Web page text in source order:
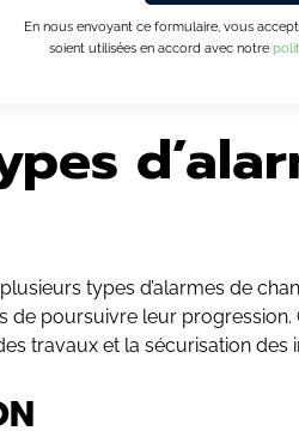
En nous envoyant ce formulaire, vous
soient utilisées en accord avec notre
types d’alarmes de
de poursuivre leur progression.
travaux et la sécurisation des